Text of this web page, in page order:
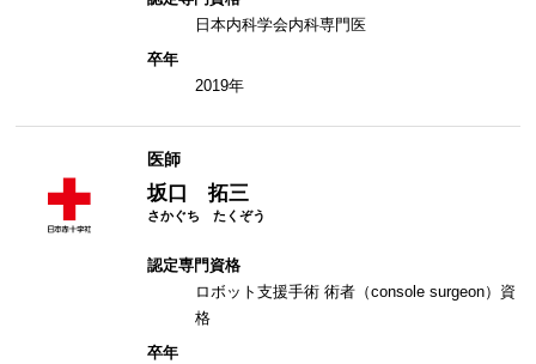
日本内科学会内科専門医
卒年
2019年
医師
坂口 拓三
認定専門資格
ロボット支援手術 術者（console surgeon）資
格
卒年